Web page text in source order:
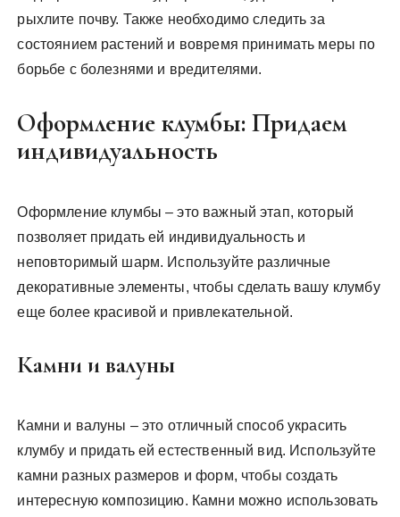
рыхлите почву. Также необходимо следить за
состоянием растений и вовремя принимать меры по
борьбе с болезнями и вредителями.
Оформление клумбы: Придаем
индивидуальность
Оформление клумбы – это важный этап, который
позволяет придать ей индивидуальность и
неповторимый шарм. Используйте различные
декоративные элементы, чтобы сделать вашу клумбу
еще более красивой и привлекательной.
Камни и валуны
Камни и валуны – это отличный способ украсить
клумбу и придать ей естественный вид. Используйте
камни разных размеров и форм, чтобы создать
интересную композицию. Камни можно использовать